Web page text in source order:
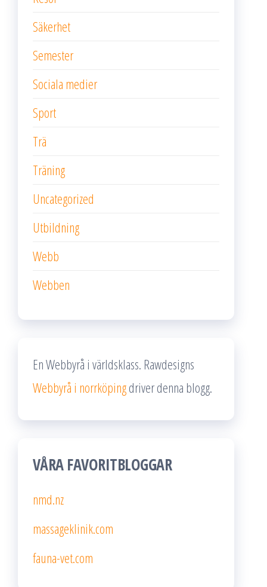
Säkerhet
Semester
Sociala medier
Sport
Trä
Träning
Uncategorized
Utbildning
Webb
Webben
En Webbyrå i världsklass. Rawdesigns
Webbyrå i norrköpingdriver denna blogg.
VÅRA FAVORITBLOGGAR
nmd.nz
massageklinik.com
fauna-vet.com